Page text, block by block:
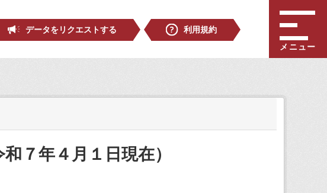
データをリクエストする
利用規約
メニュー
７年４月１日現在）